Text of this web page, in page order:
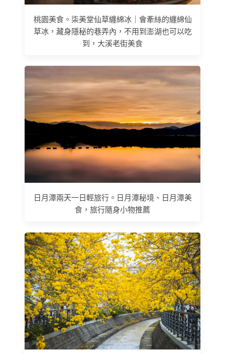
桃園美食。柒美堂仙草纏綿冰｜會牽絲的纏綿仙
草冰，藏身隱秘的巷弄內，不用到澎湖也可以吃
到，大溪老街美食
日月潭兩天一日輕旅行。日月潭秘境、日月潭美
食，旅行隨身小物推薦